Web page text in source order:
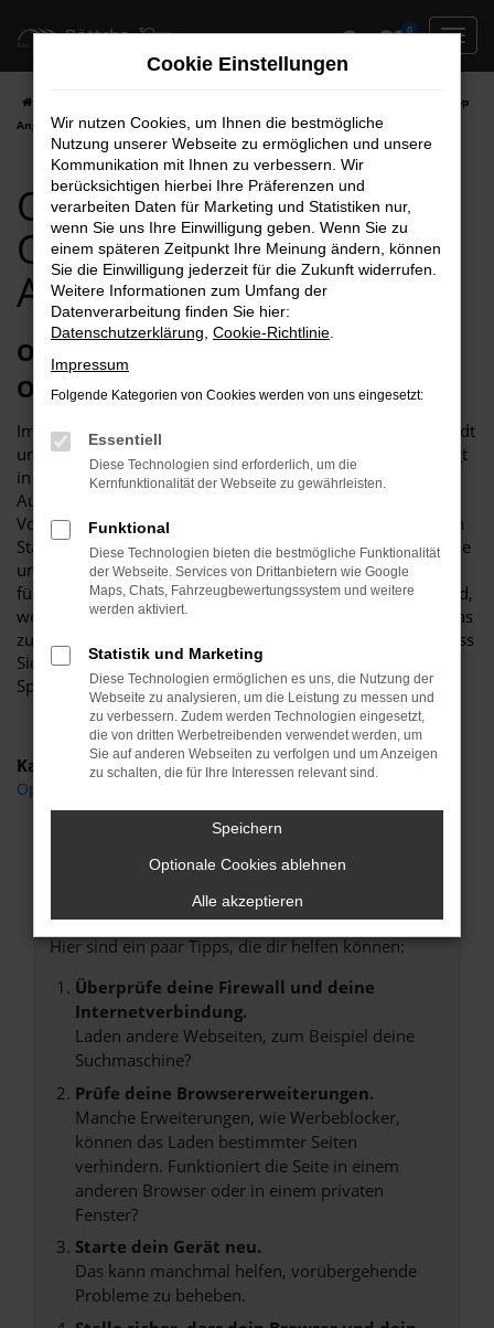
Zum
springen
0
Opel Crossland für Oschersleben Top
Angebote
Opel Crossland für
Oschersleben Top
Angebote
Opel Crossland – unser Toptipp für
Oschersleben
Im Grund genommen, passt ein Opel Crossland in jede Stadt
und somit auch perfekt nach Oschersleben. Der Grund liegt
in der Vielseitigkeit dieses herausragenden Modells. Im
Autohaus Böttche wissen wir genau um die zahlreichen
Vorteile und lassen Sie gerne an einem unserer zahlreichen
Standorte einsteigen. Für uns steht Beratung an erster Stelle
und diese Beratung kommt auch in Sachen Opel Crossland
für Oschersleben auf den Punkt. Wir besprechen im Vorfeld,
welche Motorisierung, welche Lackierung und welche Extras
zu Ihnen passen und gewünscht sind und sorgen dafür, dass
Sie exakt das Fahrzeug erhalten, das Sie sich wünschen.
Sprechen Sie uns an.
Kategorie
Opel Crossland Gebrauchtwagen Oschersleben
Fehler: Network Error
Beim Laden ist ein Fehler aufgetreten.
Hier sind ein paar Tipps, die dir helfen können:
Überprüfe deine Firewall und deine
Internetverbindung.
Laden andere Webseiten, zum Beispiel deine
Suchmaschine?
Prüfe deine Browsererweiterungen.
Manche Erweiterungen, wie Werbeblocker,
können das Laden bestimmter Seiten
verhindern. Funktioniert die Seite in einem
anderen Browser oder in einem privaten
Fenster?
Starte dein Gerät neu.
Das kann manchmal helfen, vorübergehende
Probleme zu beheben.
Cookie Einstellungen
Wir nutzen Cookies, um Ihnen die bestmögliche
Nutzung unserer Webseite zu ermöglichen und unsere
Kommunikation mit Ihnen zu verbessern. Wir
berücksichtigen hierbei Ihre Präferenzen und
verarbeiten Daten für Marketing und Statistiken nur,
wenn Sie uns Ihre Einwilligung geben. Wenn Sie zu
einem späteren Zeitpunkt Ihre Meinung ändern, können
Sie die Einwilligung jederzeit für die Zukunft widerrufen.
Weitere Informationen zum Umfang der
Datenverarbeitung finden Sie hier:
Datenschutzerklärung Cookie-Richtlinie
Impressum
Folgende Kategorien von Cookies werden von uns eingesetzt:
Essentiell
Diese Technologien sind erforderlich, um die
Kernfunktionalität der Webseite zu gewährleisten.
Funktional
Diese Technologien bieten die bestmögliche Funktionalität
der Webseite. Services von Drittanbietern wie Google
Maps, Chats, Fahrzeugbewertungssystem und weitere
werden aktiviert.
Statistik und Marketing
Diese Technologien ermöglichen es uns, die Nutzung der
Webseite zu analysieren, um die Leistung zu messen und
zu verbessern. Zudem werden Technologien eingesetzt,
die von dritten Werbetreibenden verwendet werden, um
Sie auf anderen Webseiten zu verfolgen und um Anzeigen
zu schalten, die für Ihre Interessen relevant sind.
Speichern
Optionale Cookies ablehnen
Alle akzeptieren